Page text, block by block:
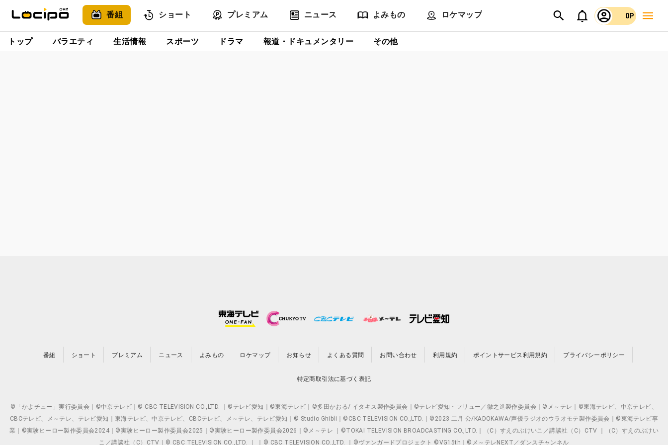
番組 ショート プレミアム ニュース よみもの ロケマップ 0P
トップ バラエティ 生活情報 スポーツ ドラマ 報道・ドキュメンタリー その他
番組 ショート プレミアム ニュース よみもの ロケマップ お知らせ よくある質問 お問い合わせ 利用規約 ポイントサービス利用規約 プライバシーポリシー
特定商取引法に基づく表記
©「かよチュー」実行委員会｜©中京テレビ｜© CBC TELEVISION CO.,LTD. ｜©テレビ愛知｜©東海テレビ｜©多田かおる/ イタキス製作委員会｜©テレビ愛知・フリュー／徹之進製作委員会｜©メ～テレ｜©東海テレビ、中京テレビ、
CBCテレビ、メ～テレ、テレビ愛知｜東海テレビ、中京テレビ、CBCテレビ、メ～テレ、テレビ愛知｜© Studio Ghibli｜©CBC TELEVISION CO.,LTD.｜©2023 二月 公/KADOKAWA/声優ラジオのウラオモテ製作委員会｜©東海テレビ事
業｜©実験ヒーロー製作委員会2024｜©実験ヒーロー製作委員会2025｜©実験ヒーロー製作委員会2026｜©メ～テレ ｜©TOKAI TELEVISION BROADCASTING CO.,LTD.｜（C）すえのぶけいこ／講談社（C）CTV ｜（C）すえのぶけい
こ／講談社（C）CTV｜© CBC TELEVISION CO.,LTD. ｜ ｜© CBC TELEVISION CO.,LTD. ｜©ヴァンガードプロジェクト ©VG15th｜©メ～テレNEXT／ダンスチャンネル